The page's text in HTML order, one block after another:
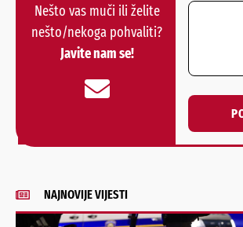
Nešto vas muči ili želite
nešto/nekoga pohvaliti?
Javite nam se!
NAJNOVIJE VIJESTI